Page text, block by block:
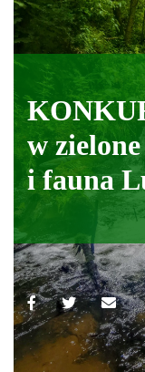
w
i fauna